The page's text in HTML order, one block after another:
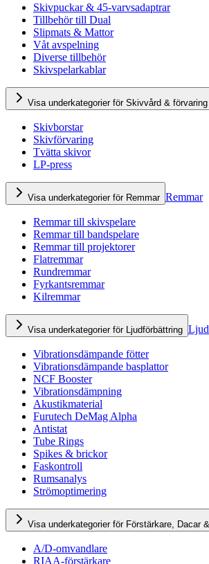
Skivpuckar & 45-varvsadaptrar
Tillbehör till Dual
Slipmats & Mattor
Våt avspelning
Diverse tillbehör
Skivspelarkablar
Visa underkategorier för Skivvård & förvaring
Skivborstar
Skivförvaring
Tvätta skivor
LP-press
Visa underkategorier för Remmar Remmar
Remmar till skivspelare
Remmar till bandspelare
Remmar till projektorer
Flatremmar
Rundremmar
Fyrkantsremmar
Kilremmar
Visa underkategorier för Ljudförbättring
Vibrationsdämpande fötter
Vibrationsdämpande basplattor
NCF Booster
Vibrationsdämpning
Akustikmaterial
Furutech DeMag Alpha
Antistat
Tube Rings
Spikes & brickor
Faskontroll
Rumsanalys
Strömoptimering
Visa underkategorier för Förstärkare, Dacar
A/D-omvandlare
RIAA-förstärkare